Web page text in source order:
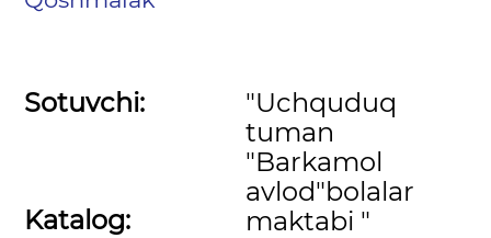
Sotuvchi:
Katalog:
"Uchquduq
tuman
"Barkamol
avlod"bolalar
maktabi "